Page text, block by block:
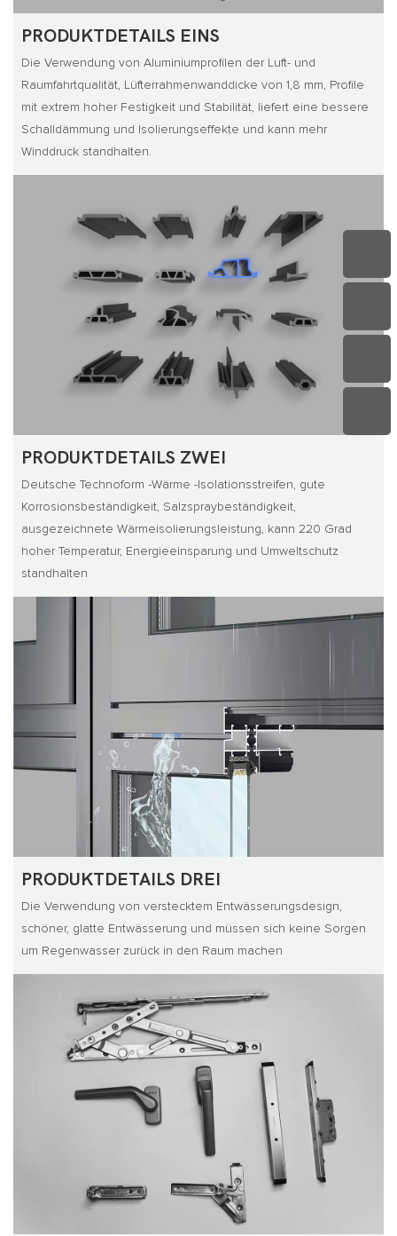
PRODUKTDETAILS EINS
Die Verwendung von Aluminiumprofilen der Luft- und
Raumfahrtqualität, Lüfterrahmenwanddicke von 1,8 mm, Profile
mit extrem hoher Festigkeit und Stabilität, liefert eine bessere
Schalldämmung und Isolierungseffekte und kann mehr
Winddruck standhalten.
PRODUKTDETAILS ZWEI
Deutsche Technoform -Wärme -Isolationsstreifen, gute
Korrosionsbeständigkeit, Salzspraybeständigkeit,
ausgezeichnete Wärmeisolierungsleistung, kann 220 Grad
hoher Temperatur, Energieeinsparung und Umweltschutz
standhalten
PRODUKTDETAILS DREI
Die Verwendung von verstecktem Entwässerungsdesign,
schöner, glatte Entwässerung und müssen sich keine Sorgen
um Regenwasser zurück in den Raum machen